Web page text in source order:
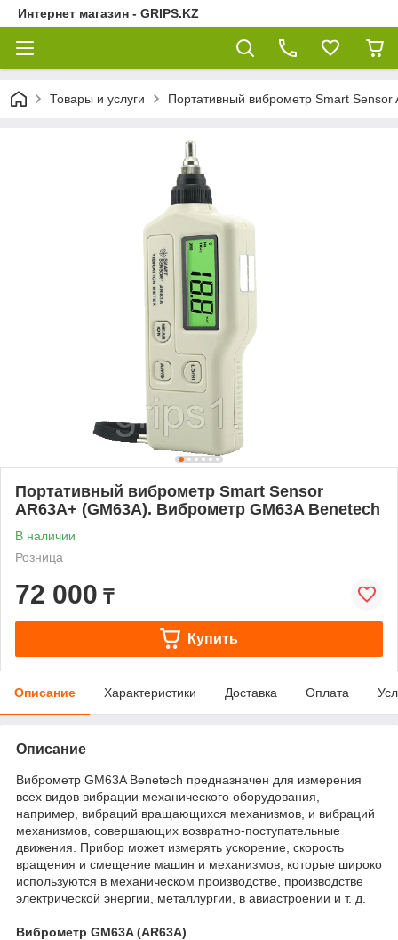
Интернет магазин - GRIPS.KZ
Товары и услуги Портативный виброметр Smart
Портативный виброметр Smart Sensor
AR63A+ (GM63A). Виброметр GM63A Benetech
В наличии
Розница
72 000 ₸
Купить
Описание Характеристики Доставка Оплата
Описание
Виброметр GM63A Benetech предназначен для измерения
всех видов вибрации механического оборудования,
например, вибраций вращающихся механизмов, и вибраций
механизмов, совершающих возвратно-поступательные
движения. Прибор может измерять ускорение, скорость
вращения и смещение машин и механизмов, которые широко
используются в механическом производстве, производстве
электрической энергии, металлургии, в авиастроении и т. д.
Виброметр GM63A (AR63A)